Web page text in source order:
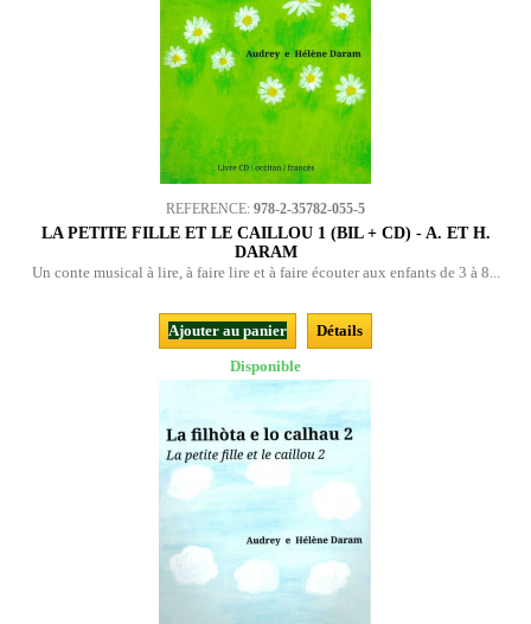
REFERENCE: 978-2-35782-055-5
LA PETITE FILLE ET LE CAILLOU 1 (BIL + CD) - A. ET H.
DARAM
Un conte musical à lire, à faire lire et à faire écouter aux enfants de 3 à 8...
Ajouter au panier
Détails
Disponible